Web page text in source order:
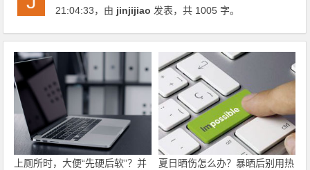
21:04:33，由 jinjijiao 发表，共 1005 字。
上厕所时，大便“先硬后软”？并
夏日晒伤怎么办？暴晒后别用热